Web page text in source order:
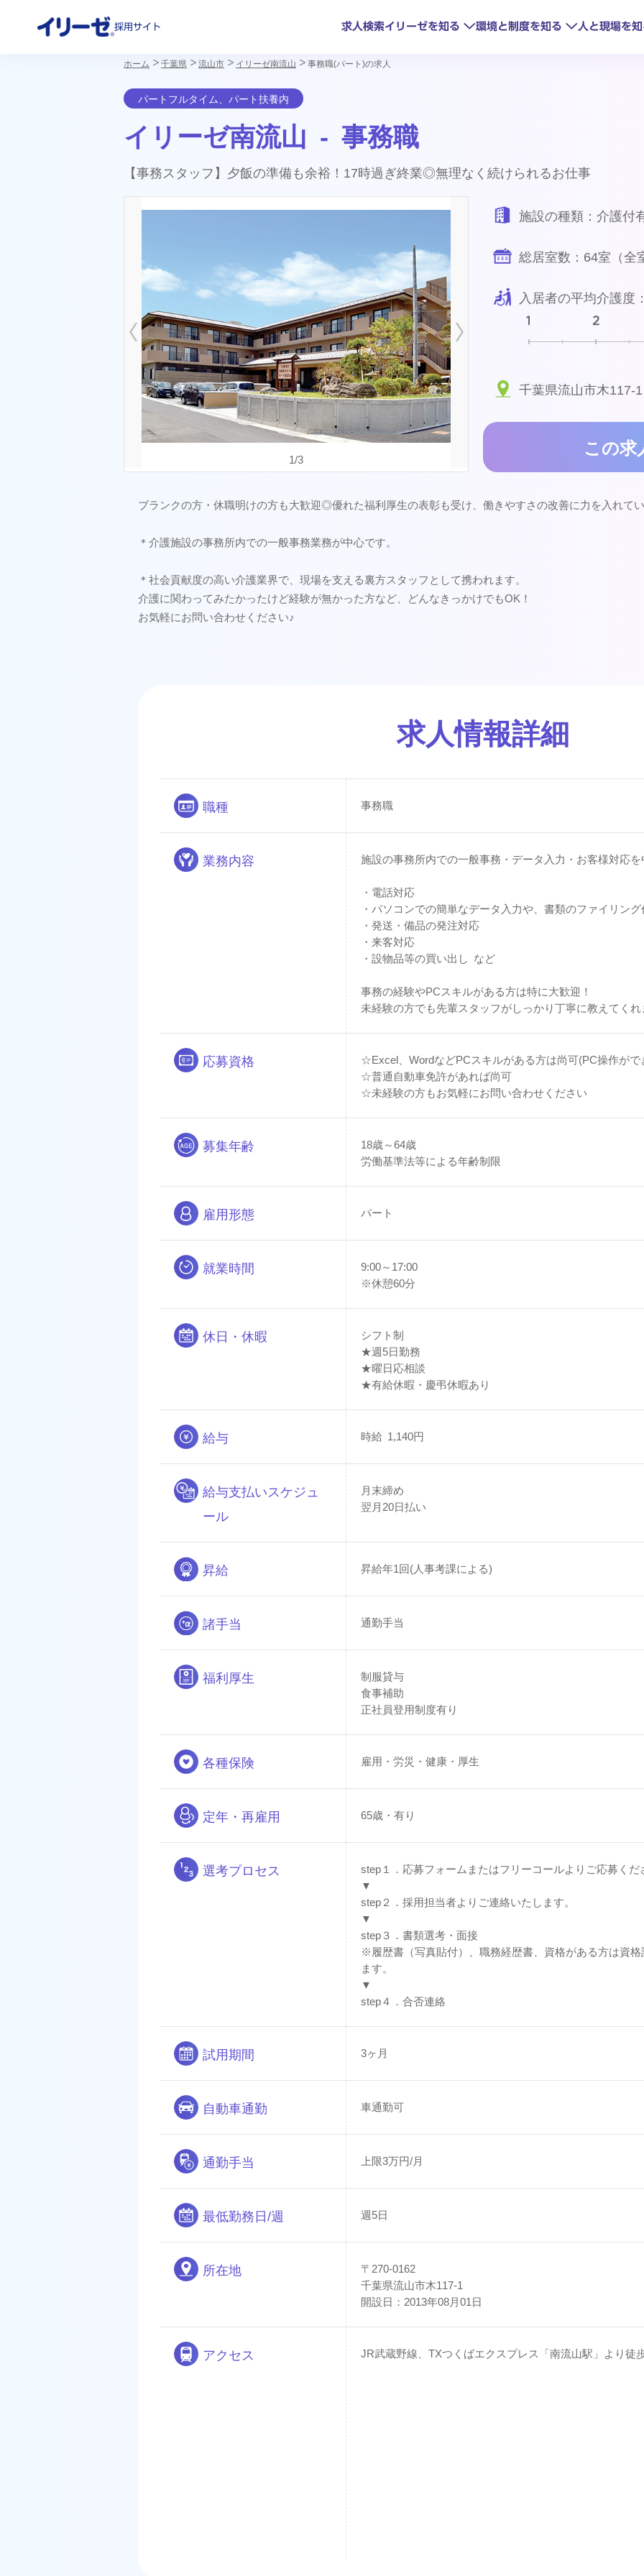
採用サイト 求人検索イリーゼを知る
数字で見るイリーゼ HITOWAの取り
環境と制度を知る
働きやすい環境づくり 教育・研修制度 キャリアアップ
人と現場を
介護IoTで変わる現場
ホーム 千葉県 流山市 イリーゼ南流山 事務職(パート)の求人
イリーゼ南流山 - 事務職
【事務スタッフ】夕飯の準備も余裕！17時過ぎ終業◎無理なく続けられるお仕事
1 /3
施設の種類： 介護付
総居室数： 64室（全
入居者の平均介護度
千葉県流山市木117-1
この求
ブランクの方・休職明けの方も大歓迎◎優れた福利厚生の表彰も受け、働きやすさの改善に力を入れて
＊介護施設の事務所内での一般事務業務が中心です。
＊社会貢献度の高い介護業界で、現場を支える裏方スタッフとして携われます。
介護に関わってみたかったけど経験が無かった方など、どんなきっかけでもOK！
お気軽にお問い合わせください♪
求人情報詳細
職種 事務職
業務内容 施設の事務所内での一般事務・データ入力・お客様対応
・電話対応
・パソコンでの簡単なデータ入力や、書類のファイリング
・発送・備品の発注対応
・来客対応
・設物品等の買い出し など
事務の経験やPCスキルがある方は特に大歓迎！
未経験の方でも先輩スタッフがしっかり丁寧に教えてく
応募資格
☆Excel、WordなどPCスキルがある方は尚可(PC操作がで
☆普通自動車免許があれば尚可
☆未経験の方もお気軽にお問い合わせください
募集年齢
18歳～64歳
労働基準法等による年齢制限
雇用形態 パート
就業時間
9:00～17:00
※休憩60分
休日・休暇
シフト制
★週5日勤務
★曜日応相談
★有給休暇・慶弔休暇あり
給与 時給 1,140円
給与支払いスケジュ
ール
月末締め
翌月20日払い
昇給 昇給年1回(人事考課による)
諸手当 通勤手当
福利厚生
制服貸与
食事補助
正社員登用制度有り
各種保険 雇用・労災・健康・厚生
定年・再雇用 65歳・有り
選考プロセス
step１．応募フォームまたはフリーコールよりご応募くだ
▼
step２．採用担当者よりご連絡いたします。
▼
step３．書類選考・面接
※履歴書（写真貼付）、職務経歴書、資格がある方は資
ます。
▼
step４．合否連絡
試用期間 3ヶ月
自動車通勤 車通勤可
通勤手当 上限3万円/月
最低勤務日/週 週5日
所在地
〒270-0162
千葉県流山市木117-1
開設日：2013年08月01日
アクセス JR武蔵野線、TXつくばエクスプレス「南流山駅」より徒